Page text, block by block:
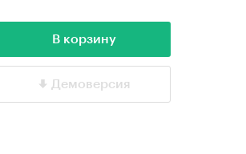
В корзину
Демоверсия